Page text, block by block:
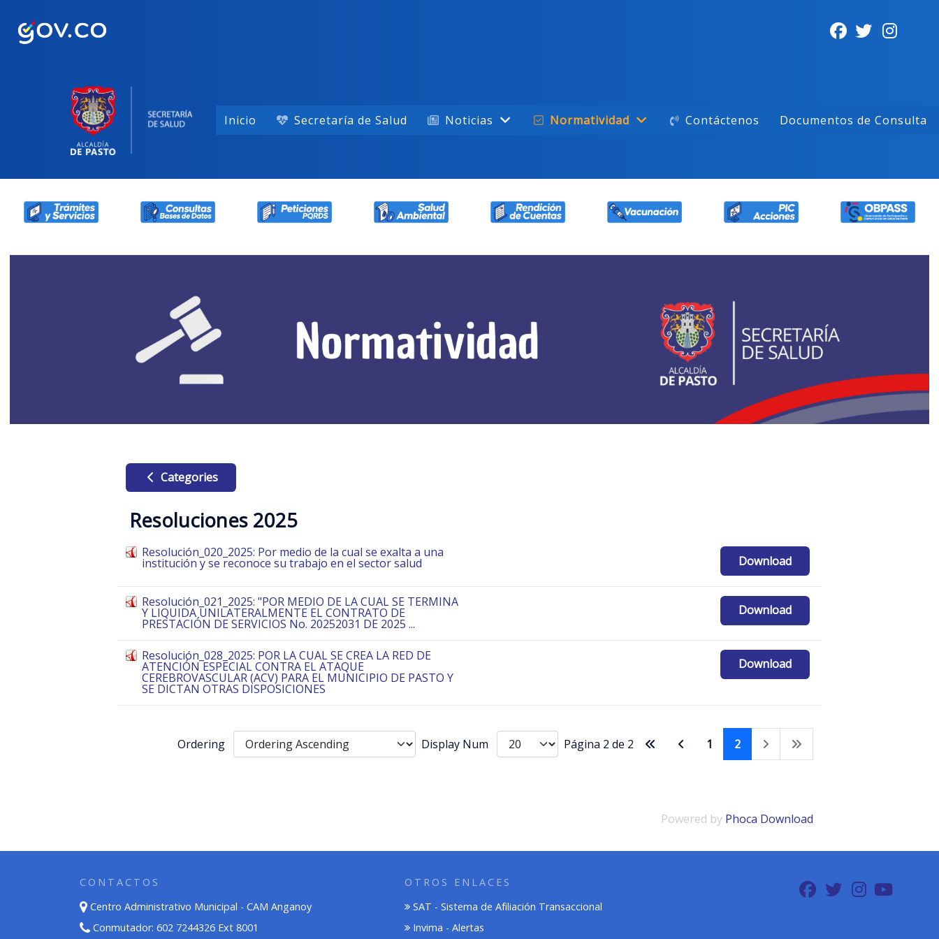
Inicio Secretaría de Salud Noticias Normatividad Contáctenos Documentos de Consulta
Categories
Resoluciones 2025
Resolución_020_2025: Por medio de la cual se exalta a una
institución y se reconoce su trabajo en el sector salud Download
Resolución_021_2025: "POR MEDIO DE LA CUAL SE TERMINA
Y LIQUIDA UNILATERALMENTE EL CONTRATO DE
PRESTACIÓN DE SERVICIOS No. 20252031 DE 2025 ...
Download
Resolución_028_2025: POR LA CUAL SE CREA LA RED DE
ATENCIÓN ESPECIAL CONTRA EL ATAQUE
CEREBROVASCULAR (ACV) PARA EL MUNICIPIO DE PASTO Y
SE DICTAN OTRAS DISPOSICIONES
Download
Ordering Display Num Página 2 de 2 1 2
Powered by Phoca Download
CONTACTOS
Centro Administrativo Municipal - CAM Anganoy
Conmutador: 602 7244326 Ext 8001
OTROS ENLACES
SAT - Sistema de Afiliación Transaccional
Invima - Alertas